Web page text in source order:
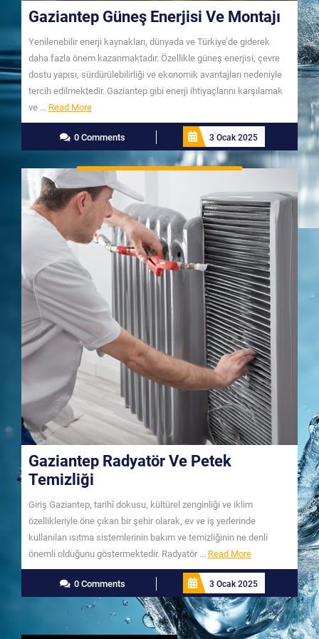
Gaziantep Güneş Enerjisi Ve Montajı
Yenilenebilir enerji kaynakları, dünyada ve Türkiye’de giderek
daha fazla önem kazanmaktadır. Özellikle güneş enerjisi, çevre
dostu yapısı, sürdürülebilirliği ve ekonomik avantajları nedeniyle
tercih edilmektedir. Gaziantep gibi enerji ihtiyaçlarını karşılamak
ve ... Read MoreRead
More
0 Comments
3 Ocak 2025
Gaziantep Radyatör Ve Petek
Temizliği
Giriş Gaziantep, tarihî dokusu, kültürel zenginliği ve iklim
özellikleriyle öne çıkan bir şehir olarak, ev ve iş yerlerinde
kullanılan ısıtma sistemlerinin bakım ve temizliğinin ne denli
önemli olduğunu göstermektedir. Radyatör ... Read MoreRead
More
0 Comments
3 Ocak 2025